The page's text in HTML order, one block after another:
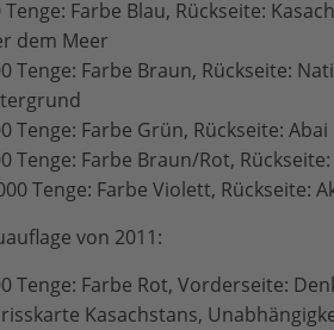
Tenge: Farbe Blau, Rückseite:
dem Meer
Tenge: Farbe Braun, Rückseite:
Tenge: Farbe Grün, Rückseite:
Tenge: Farbe Braun/Rot,
Tenge: Farbe Violett, Rückseite:
von 2011:
Tenge: Farbe Rot, Vorderseite:
Kasachstans,